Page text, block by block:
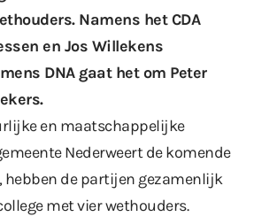
Namens het CDA
en Jos Willekens
DNA gaat het om Peter
en maatschappelijke
Nederweert de komende
hebben de partijen gezamenlijk
met vier wethouders.